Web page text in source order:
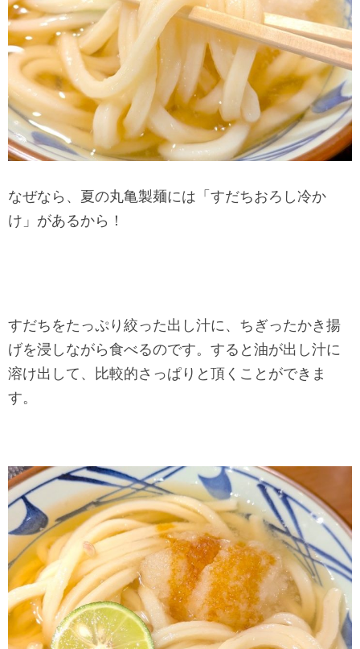
なぜなら、夏の丸亀製麺には「すだちおろし冷か
け」があるから！
すだちをたっぷり絞った出し汁に、ちぎったかき揚
げを浸しながら食べるのです。すると油が出し汁に
溶け出して、比較的さっぱりと頂くことができま
す。